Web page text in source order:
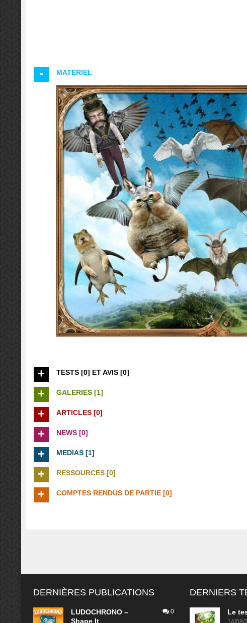
MATERIEL
TESTS [0] ET AVIS [0]
GALERIES [1]
ARTICLES [0]
NEWS [0]
MEDIAS [1]
RESSOURCES [0]
COMPTES RENDUS DE PARTIE [0]
DERNIÈRES PUBLICATIONS
LUDOCHRONO –
Shape It
0
DERNIERS
Le